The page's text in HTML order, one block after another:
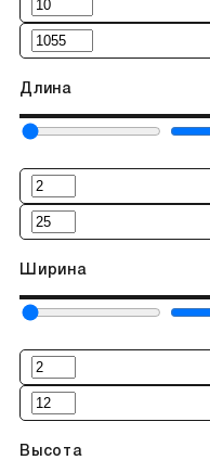
Длина
Ширина
Высота